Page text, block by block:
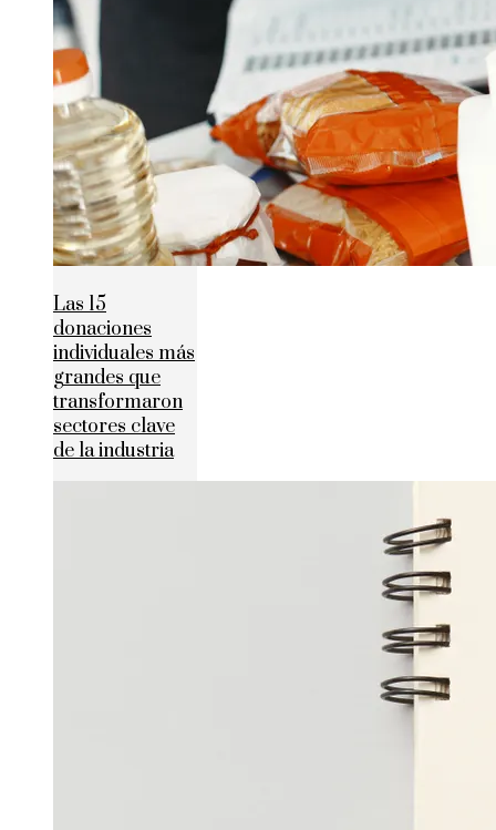
Las 15
donaciones
individuales más
grandes que
transformaron
sectores clave
de la industria